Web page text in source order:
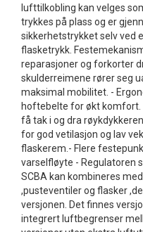
lufttilkobling kan velges
trykkes på plass og er
sikkerhetstrykket selv ved
flasketrykk.
reparasjoner og forkorter
skulderreimene rører seg
maksimal mobilitet. -
hoftebelte for økt komfort.
få tak i og dra
for god vetilasjon og lav
flaskerem.- Flere
varselfløyte - Regulatoren
SCBA kan kombineres
,pusteventiler og flasker
versjonen. Det finnes
integrert luftbegrenser